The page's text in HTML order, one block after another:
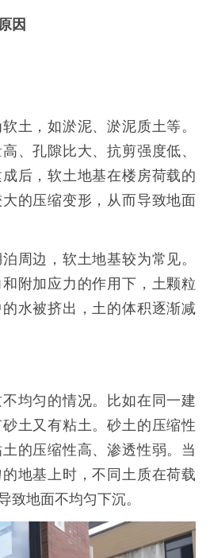
因
土，如淤泥、淤泥质土等。
、孔隙比大、抗剪强度低、
后，软土地基在楼房荷载的
的压缩变形，从而导致地面
周边，软土地基较为常见。
附加应力的作用下，土颗粒
水被挤出，土的体积逐渐减
均匀的情况。比如在同一建
土又有粘土。砂土的压缩性
的压缩性高、渗透性弱。当
地基上时，不同土质在荷载
致地面不均匀下沉。